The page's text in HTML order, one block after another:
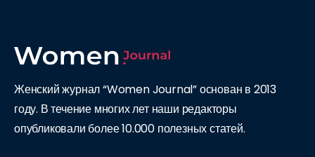
Женский журнал “Women Journal” основан в 2013
году. В течение многих лет наши редакторы
опубликовали более 10.000 полезных статей.